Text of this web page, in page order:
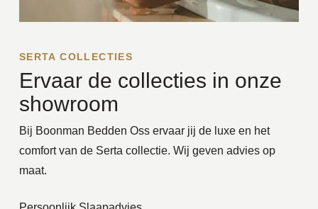
Ervaar de collecties in onze
showroom
SERTA COLLECTIES
Bij Boonman Bedden Oss ervaar jij de luxe en het
comfort van de Serta collectie. Wij geven advies op
maat.